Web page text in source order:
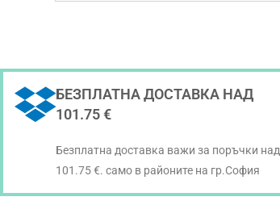
БЕЗПЛАТНА ДОСТАВКА НАД
101.75 €
Безплатна доставка важи за поръчки над
101.75 €. само в районите на гр.София